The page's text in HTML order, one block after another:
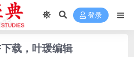
登录
载，叶瑗编辑